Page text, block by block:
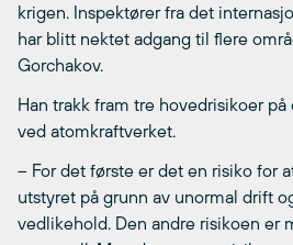
krigen. Inspektører fra det
har blitt nektet adgang til flere
Gorchakov.
Han trakk fram tre hovedrisikoer
ved atomkraftverket.
– For det første er det en risiko for
utstyret på grunn av unormal drift
vedlikehold. Den andre risikoen er